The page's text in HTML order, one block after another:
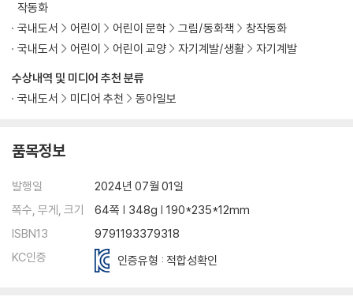
수상내역 및 미디어 추천 분류
국내도서
미디어 추천 동아일보
작동화
국내도서
어린이 어린이 문학 그림/동화책
창작동화
국내도서
어린이 어린이 교양 자기계발/생활 자기계발
품목정보
발행일
2024년 07월 01일
쪽수, 무게, 크기
64쪽 | 348g | 190*235*12mm
ISBN13
9791193379318
KC인증
인증유형 : 적합성확인